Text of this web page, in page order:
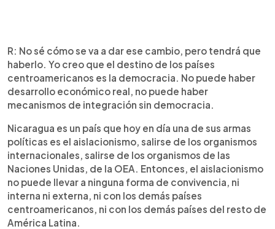
R: No sé cómo se va a dar ese cambio, pero tendrá que
haberlo. Yo creo que el destino de los países
centroamericanos es la democracia. No puede haber
desarrollo económico real, no puede haber
mecanismos de integración sin democracia.
Nicaragua es un país que hoy en día una de sus armas
políticas es el aislacionismo, salirse de los organismos
internacionales, salirse de los organismos de las
Naciones Unidas, de la OEA. Entonces, el aislacionismo
no puede llevar a ninguna forma de convivencia, ni
interna ni externa, ni con los demás países
centroamericanos, ni con los demás países del resto de
América Latina.